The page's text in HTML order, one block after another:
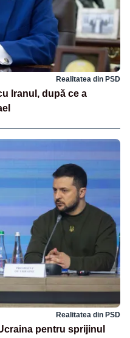
Realitatea din PSD
Iranul, după ce a
Realitatea din PSD
pentru sprijinul